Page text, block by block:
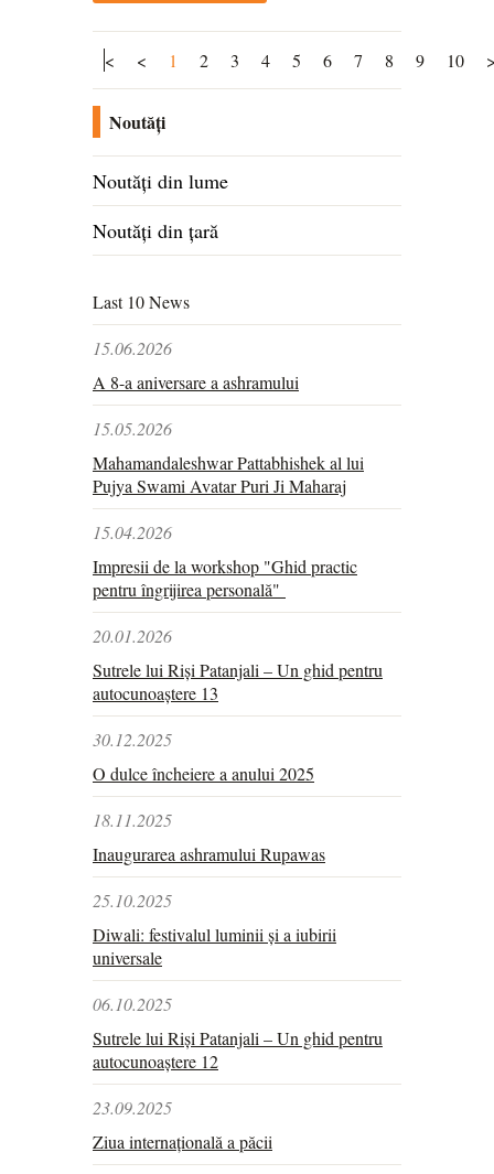
< < 1 2 3 4 5 6 7 8 9 10
Noutăți
Noutăți din lume
Noutăți din țară
Last 10 News
15.06.2026
A 8-a aniversare a ashramului
15.05.2026
Mahamandaleshwar Pattabhishek al lui
Pujya Swami Avatar Puri Ji Maharaj
15.04.2026
Impresii de la workshop "Ghid practic
pentru îngrijirea personală"
20.01.2026
Sutrele lui Riși Patanjali – Un ghid pentru
autocunoaștere 13
30.12.2025
O dulce încheiere a anului 2025
18.11.2025
Inaugurarea ashramului Rupawas
25.10.2025
Diwali: festivalul luminii și a iubirii
universale
06.10.2025
Sutrele lui Riși Patanjali – Un ghid pentru
autocunoaștere 12
23.09.2025
Ziua internațională a păcii